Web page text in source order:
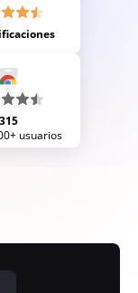
315
usuarios